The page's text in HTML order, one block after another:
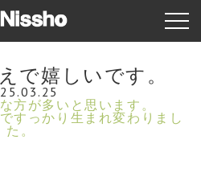
で嬉しいです。
方が多いと思います。
すっかり生まれ変わりまし
た。